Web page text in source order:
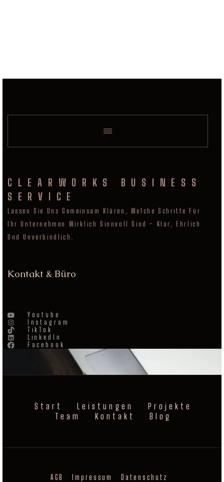
CLEARWORKS BUSINESS
SERVICE
Lassen Sie Uns Gemeinsam Klären, Welche Schritte Für
Ihr Unternehmen Wirklich Sinnvoll Sind – Klar, Ehrlich
Und Unverbindlich.
Kontakt & Büro
Youtube
Instagram
TikTok
LinkedIn
Facebook
Start Leistungen
Projekte
Team
Kontakt Blog
AGB Impressum Datenschutz